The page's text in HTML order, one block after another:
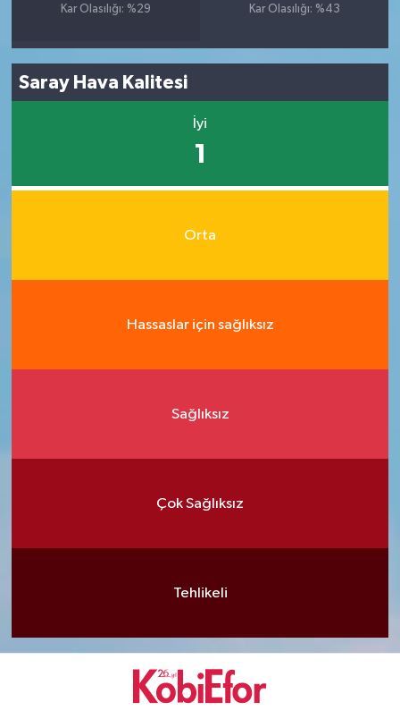
Kar Olasılığı: %29
Kar Olasılığı: %43
Saray Hava Kalitesi
İyi
1
Orta
Hassaslar için sağlıksız
Sağlıksız
Çok Sağlıksız
Tehlikeli